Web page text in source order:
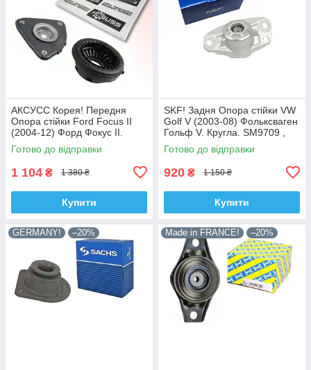
АКСУСС Корея! Передня
Опора стійки Ford Focus II
(2004-12) Форд Фокус II.
SM5589 , 802460 , KB652.13 ,
VKDA35426
Готово до відправки
1 104 ₴ 1 380 ₴
Купити
SKF! Задня Опора стійки VW
Golf V (2003-08) Фольксваген
Гольф V. Кругла. SM9709 ,
802382 , KB957.09 ,
VKDA40127
Готово до відправки
920 ₴ 1 150 ₴
Купити
GERMANY! –20% Made in FRANCE! –20%